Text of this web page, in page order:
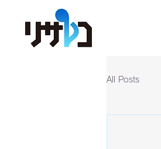
All Posts